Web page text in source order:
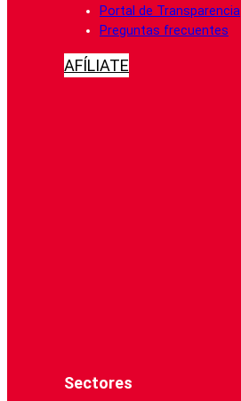
Portal de Transparencia
Preguntas frecuentes
AFÍLIATE
Sectores